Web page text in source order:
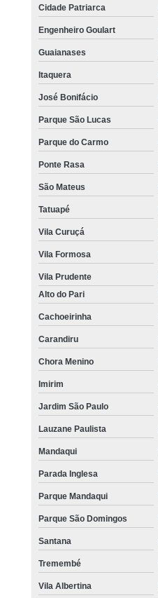
Cidade Patriarca
Engenheiro Goulart
Guaianases
Itaquera
José Bonifácio
Parque São Lucas
Parque do Carmo
Ponte Rasa
São Mateus
Tatuapé
Vila Curuçá
Vila Formosa
Vila Prudente
Alto do Pari
Cachoeirinha
Carandiru
Chora Menino
Imirim
Jardim São Paulo
Lauzane Paulista
Mandaqui
Parada Inglesa
Parque Mandaqui
Parque São Domingos
Santana
Tremembé
Vila Albertina